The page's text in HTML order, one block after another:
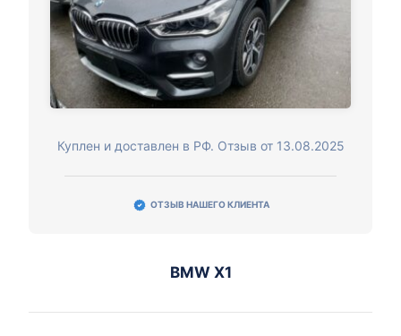
Куплен и доставлен в РФ. Отзыв от 13.08.2025
ОТЗЫВ НАШЕГО КЛИЕНТА
BMW X1